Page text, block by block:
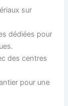
sur
dédiées pour
des centres
pour une